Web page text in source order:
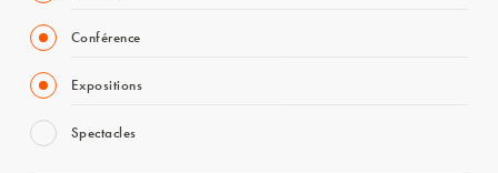
Conférence
Expositions
Spectacles